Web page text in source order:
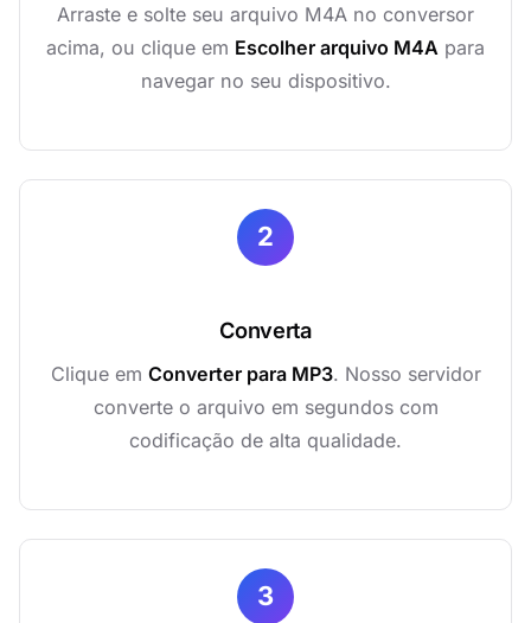
Arraste e solte seu arquivo M4A no conversor
acima, ou clique em Escolher arquivo M4A para
navegar no seu dispositivo.
2
Converta
Clique em Converter para MP3. Nosso servidor
converte o arquivo em segundos com
codificação de alta qualidade.
3